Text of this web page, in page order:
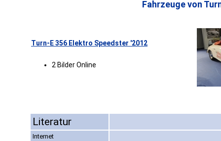
Fahrzeuge von
Turn-E 356 Elektro Speedster '2012
2 Bilder Online
Literatur
Internet